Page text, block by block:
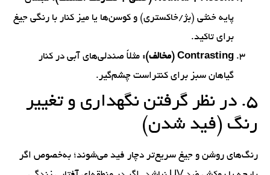
پایه خنثی (بژ/خاکستری) و کوسن‌ها یا میز کنار با رنگی جیغ
برای تاکید.
Contrasting (مخالف):
مثلاً صندلی‌های آبی در کنار
گیاهان سبز برای کنتراست چشم‌گیر.
۵. در نظر گرفتن نگهداری و تغییر
رنگ (فید شدن)
رنگ‌های روشن و جیغ سریع‌تر دچار فید می‌شوند؛ به‌خصوص اگر